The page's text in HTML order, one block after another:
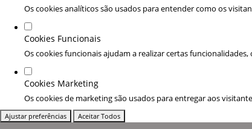
Os cookies analíticos são usados para entender como os
Cookies Funcionais
Os cookies funcionais ajudam a realizar certas
Cookies Marketing
Os cookies de marketing são usados para entregar aos
Ajustar preferências Aceitar Todos